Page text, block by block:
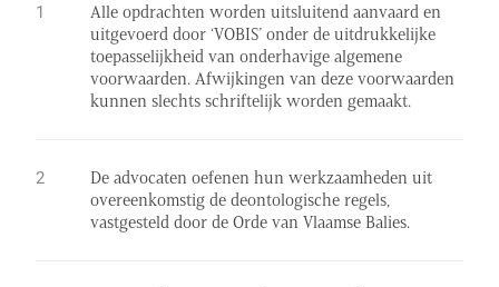
Alle opdrachten worden uitsluitend aanvaard en
uitgevoerd door ‘VOBIS’ onder de uitdrukkelijke
toepasselijkheid van onderhavige algemene
voorwaarden. Afwijkingen van deze voorwaarden
kunnen slechts schriftelijk worden gemaakt.
De advocaten oefenen hun werkzaamheden uit
overeenkomstig de deontologische regels,
vastgesteld door de Orde van Vlaamse Balies.